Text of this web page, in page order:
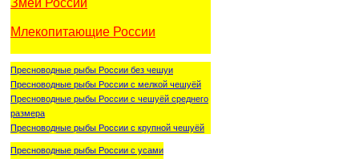
Змеи России
Млекопитающие России
Пресноводные рыбы России без чешуи
Пресноводные рыбы России с мелкой чешуёй
Пресноводные рыбы России с чешуёй среднего
размера
Пресноводные рыбы России с крупной чешуёй
Пресноводные рыбы России с усами